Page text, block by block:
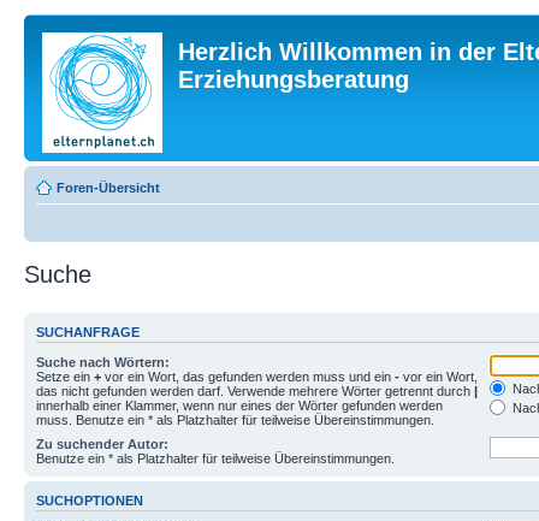
Herzlich Willkommen in der
Erziehungsberatung
Foren-Übersicht
Suche
SUCHANFRAGE
Suche nach Wörtern:
Setze ein + vor ein Wort, das gefunden werden muss und ein - vor ein Wort,
das nicht gefunden werden darf. Verwende mehrere Wörter getrennt durch |
innerhalb einer Klammer, wenn nur eines der Wörter gefunden werden
muss. Benutze ein * als Platzhalter für teilweise Übereinstimmungen.
Zu suchender Autor:
Benutze ein * als Platzhalter für teilweise Übereinstimmungen.
SUCHOPTIONEN